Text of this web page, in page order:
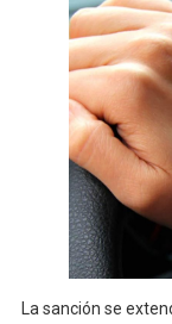
La sanción se